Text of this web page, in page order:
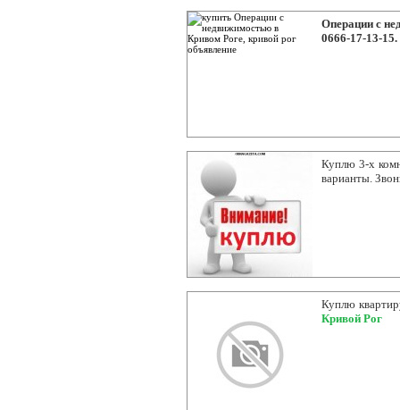
Операции с
0666-17-13-15.
Куплю 3-х
варианты.
Куплю
Кривой Рог